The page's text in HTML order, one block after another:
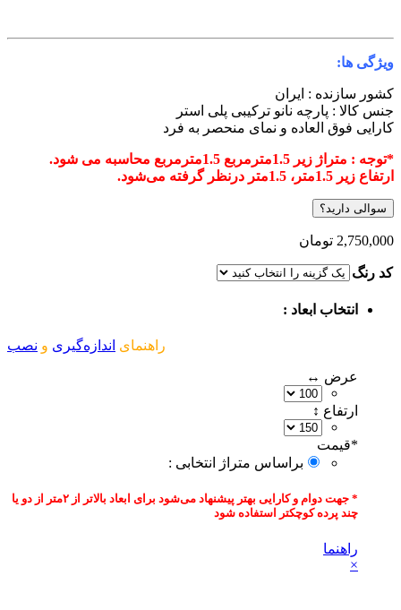
ها:
سازنده : ایران
کالا : پارچه نانو ترکیبیپلی استر
فوق العاده و نمای منحصر به فرد
: متراژ زیر 1.5مترمربع 1.5مترمربع محاسبه می شود.
زیر 1.5متر، 1.5متر درنظر گرفته می‌شود.
سوالی دارید؟
تومان
کد رنگ
انتخاب ابعاد :
راهنمایاندازه‌گیریونصب
عرض ↔
ارتفاع ↕
قیمت‌
براساس متراژ انتخابی :
* جهت دوام و کارایی بهتر پیشنهاد می‌شود برای ابعاد بالاتر از ۲متر از دو یا
چند پرده کوچکتر استفاده شود
راهنما